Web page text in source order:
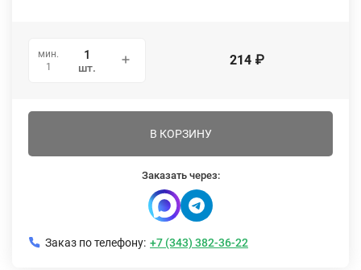
мин.
1
шт. 214 ₽
В КОРЗИНУ
Заказать через:
Заказ по телефону: +7 (343) 382-36-22